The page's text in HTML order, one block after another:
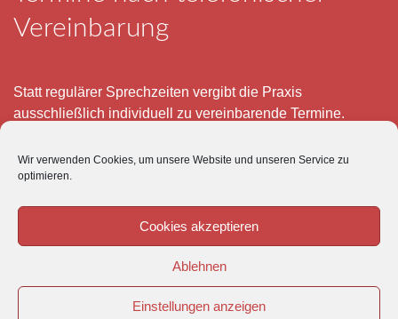
Wir verwenden Cookies, um unsere Website und unseren Service zu
optimieren.
Cookies akzeptieren
Ablehnen
Einstellungen anzeigen
Vereinbarung
Statt regulärer Sprechzeiten vergibt die Praxis
ausschließlich individuell zu vereinbarende Termine.
– 12 und 15 – 18 Uhr.
Im Übrigen ist der Tierärztliche Notdienst unter Tel: 0180-